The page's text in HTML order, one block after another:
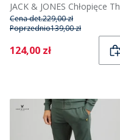
Cena det.229,00 zł
Poprzednio139,00 zł
Current
124,00 zł